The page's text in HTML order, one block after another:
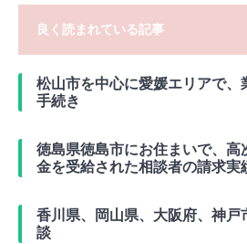
良く読まれている記事
松山市を中心に愛媛エリアで、
手続き
徳島県徳島市にお住まいで、高
金を受給された相談者の請求実
香川県、岡山県、大阪府、神戸
談